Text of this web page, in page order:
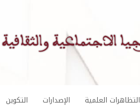
التظاهرات العلمية الإصدارات التكوين